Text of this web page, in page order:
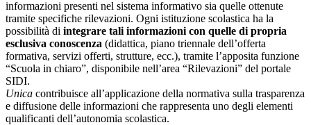
informazioni presenti nel sistema informativo sia quelle ottenute
tramite specifiche rilevazioni. Ogni istituzione scolastica ha la
possibilità di integrare tali informazioni con quelle di propria
esclusiva conoscenza (didattica, piano triennale dell’offerta
formativa, servizi offerti, strutture, ecc.), tramite l’apposita funzione
“Scuola in chiaro”, disponibile nell’area “Rilevazioni” del portale
SIDI.
Unica contribuisce all’applicazione della normativa sulla trasparenza
e diffusione delle informazioni che rappresenta uno degli elementi
qualificanti dell’autonomia scolastica.